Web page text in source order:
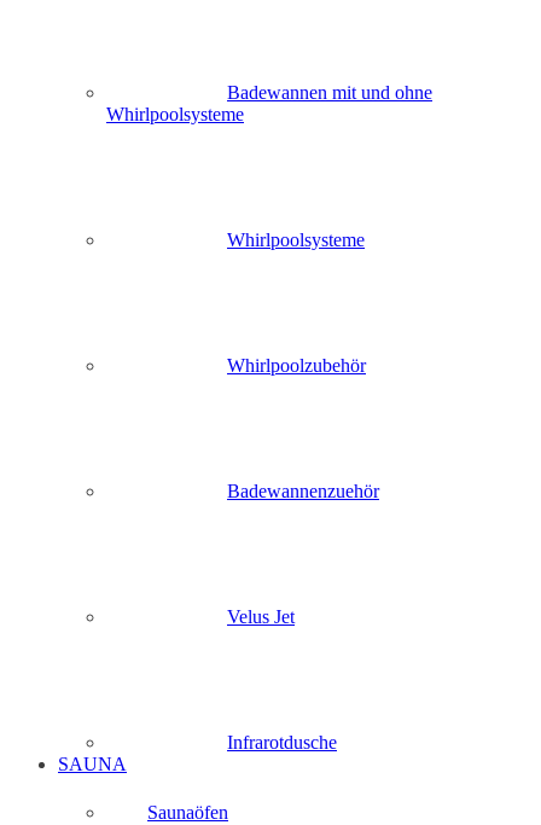
Badewannen mit und ohne
Whirlpoolsysteme
Whirlpoolsysteme
Whirlpoolzubehör
Badewannenzuehör
Velus Jet
Infrarotdusche
SAUNA
Saunaöfen